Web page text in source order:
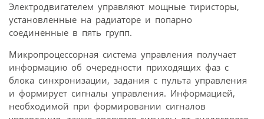
Электродвигателем управляют мощные тиристоры,
установленные на радиаторе и попарно
соединенные в пять групп.
Микропроцессорная система управления получает
информацию об очередности приходящих фаз с
блока синхронизации, задания с пульта управления
и формирует сигналы управления. Информацией,
необходимой при формировании сигналов